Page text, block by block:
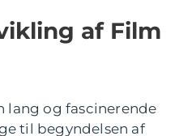
af Film
lang og fascinerende
til begyndelsen af